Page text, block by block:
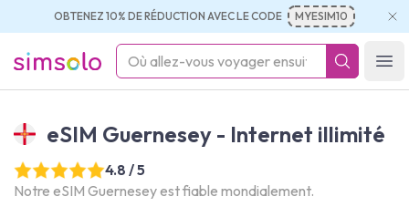
OBTENEZ 10% DE RÉDUCTION AVEC LE CODE MYESIM10
simsolo
eSIM Guernesey - Internet illimité
4.8 / 5
Notre eSIM Guernesey est fiable mondialement.